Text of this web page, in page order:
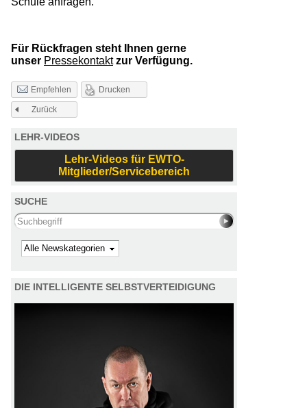
Für Rückfragen steht Ihnen gerne
unser Pressekontaktzur Verfügung.
Empfehlen Drucken
Zurück
LEHR-VIDEOS
Lehr-Videos für EWTO-
Mitglieder/Servicebereich
SUCHE
Search this site
Kategorie
DIE INTELLIGENTE SELBSTVERTEIDIGUNG